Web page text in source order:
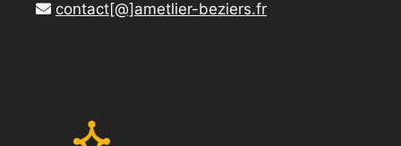
contact[@]ametlier-beziers.fr